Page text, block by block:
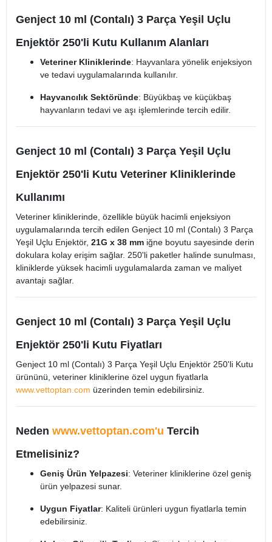
Genject 10 ml (Contalı) 3 Parça Yeşil Uçlu
Enjektör 250'li Kutu Kullanım Alanları
Veteriner Kliniklerinde: Hayvanlara yönelik enjeksiyon
ve tedavi uygulamalarında kullanılır.​
Hayvancılık Sektöründe: Büyükbaş ve küçükbaş
hayvanların tedavi ve aşı işlemlerinde tercih edilir.​
Genject 10 ml (Contalı) 3 Parça Yeşil Uçlu
Enjektör 250'li Kutu Veteriner Kliniklerinde
Kullanımı
Veteriner kliniklerinde, özellikle büyük hacimli enjeksiyon
uygulamalarında tercih edilen Genject 10 ml (Contalı) 3 Parça
Yeşil Uçlu Enjektör, 21G x 38 mm iğne boyutu sayesinde derin
dokulara kolay erişim sağlar. 250'li paketler halinde sunulması,
kliniklerde yüksek hacimli uygulamalarda zaman ve maliyet
avantajı sağlar.​
Genject 10 ml (Contalı) 3 Parça Yeşil Uçlu
Enjektör 250'li Kutu Fiyatları
Genject 10 ml (Contalı) 3 Parça Yeşil Uçlu Enjektör 250'li Kutu
ürününü, veteriner kliniklerine özel uygun fiyatlarla
www.vettoptan.com üzerinden temin edebilirsiniz.​
Neden www.vettoptan.com'u Tercih
Etmelisiniz?
Geniş Ürün Yelpazesi: Veteriner kliniklerine özel geniş
ürün yelpazesi sunar.​
Uygun Fiyatlar: Kaliteli ürünleri uygun fiyatlarla temin
edebilirsiniz.​